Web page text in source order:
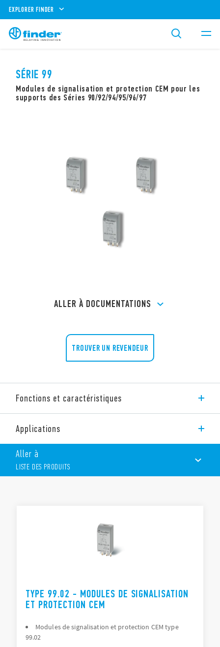
EXPLORER FINDER
SÉRIE 99
Modules de signalisation et protection CEM pour les
supports des Séries 90/92/94/95/96/97
ALLER À DOCUMENTATIONS
TROUVER UN REVENDEUR
Fonctions et caractéristiques
Suppression des surtensions causées par l’ouverture de la
bobine
LED de signalisation de présence de tension
Protection contre l’inversion de polarité appliquée à la
bobine
Applications
Aller à
LISTE DES PRODUITS
TYPE 99.02 - MODULES DE SIGNALISATION
ET PROTECTION CEM
Modules de signalisation et protection CEM type
99.02